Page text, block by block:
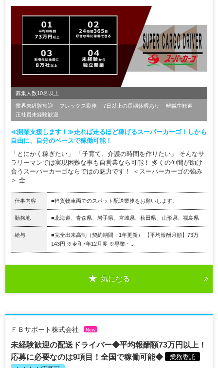
募集人数10名以上
業界未経験歓迎 フレックス勤務 7日以上の長期休暇あり
離職中歓迎
正社員未経験歓迎
≪開業支援します！≫走れば走るほど稼げるスーパーカーゴ！しかも
自由に、自分のペースで稼働可能！
「とにかく稼ぎたい」 「子育て、介護の時間を作りたい」 そんなサ
ラリーマンでは実現困難な事も自営業なら可能！ 多くの仲間が助け
合うスーパーカーゴならではの魅力です！ ＜スーパーカーゴの強み
＞ 全...
仕事内容 ■軽貨物車両でのスポット配送業務をお願いします。
勤務地 ■北海道、青森県、岩手県、宮城県、秋田県、山形県、福島県
給与
■完全出来高制（契約期間：1年更新） 【平均報酬月額】73万
143円 ※令和7年12月度 ※専業・...
気になる
ＦＢサポート株式会社 New
未経験歓迎の配送ドライバー◆平均報酬額73万円以上！
応募に必要なのは9項目！全国で稼働可能◆
業務委託